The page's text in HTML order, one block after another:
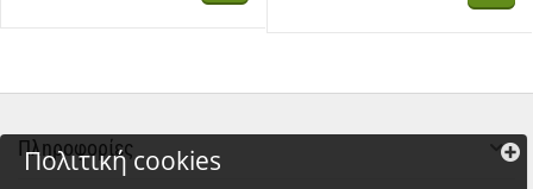
Πληροφορίες
Πολιτική cookies